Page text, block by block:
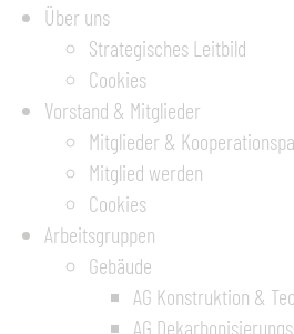
Über uns
Strategisches Leitbild
Cookies
Vorstand & Mitglieder
Mitglieder &
Mitglied werden
Cookies
Arbeitsgruppen
Gebäude
AG Konstruktion &
AG